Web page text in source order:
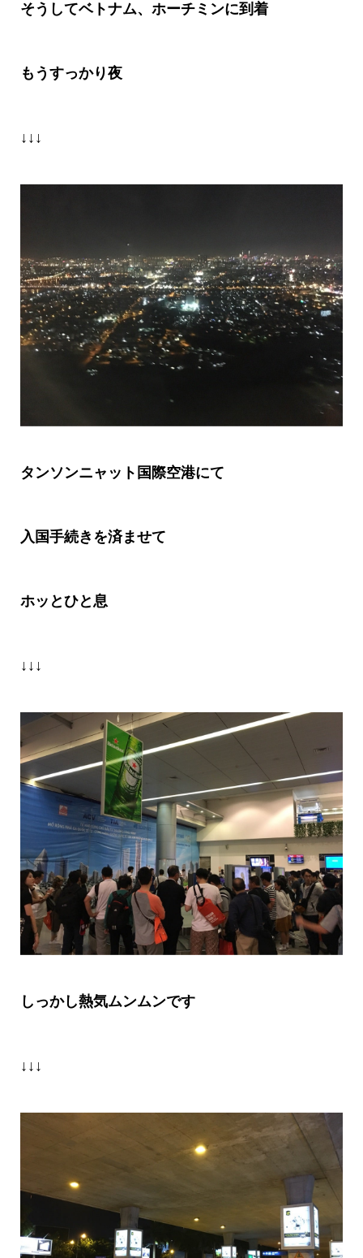
そうしてベトナム、ホーチミンに到着
もうすっかり夜
↓↓↓
タンソンニャット国際空港にて
入国手続きを済ませて
ホッとひと息
↓↓↓
しっかし熱気ムンムンです
↓↓↓